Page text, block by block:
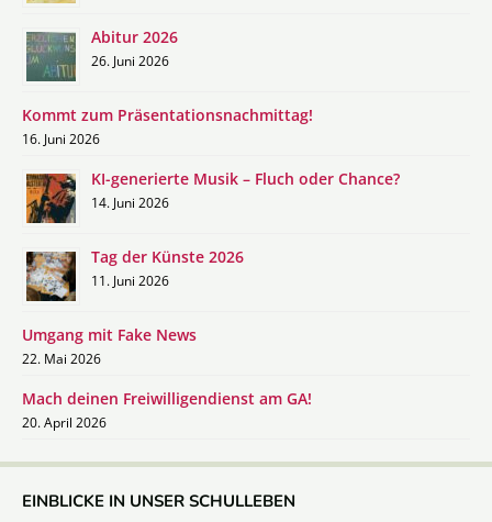
Abitur 2026
26. Juni 2026
Kommt zum Präsentationsnachmittag!
16. Juni 2026
KI-generierte Musik – Fluch oder Chance?
14. Juni 2026
Tag der Künste 2026
11. Juni 2026
Umgang mit Fake News
22. Mai 2026
Mach deinen Freiwilligendienst am GA!
20. April 2026
EINBLICKE IN UNSER SCHULLEBEN